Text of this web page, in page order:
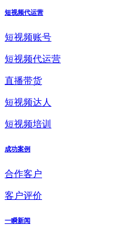
短视频代运营
短视频账号
短视频代运营
直播带货
短视频达人
短视频培训
成功案例
合作客户
客户评价
一瞬新闻